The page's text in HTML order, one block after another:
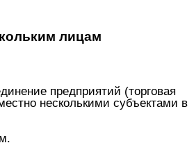
лицам
предприятий (торговая
несколькими субъектами в